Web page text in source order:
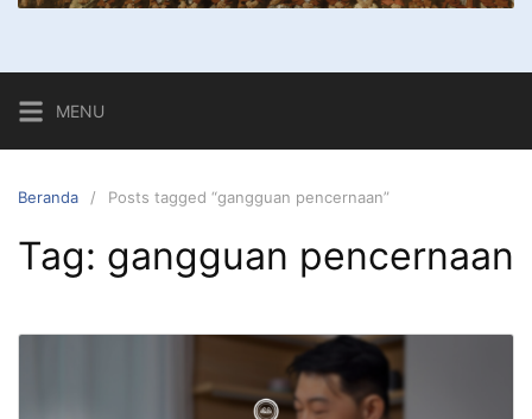
MENU
Beranda Posts tagged “gangguan pencernaan”
Tag: gangguan pencernaan